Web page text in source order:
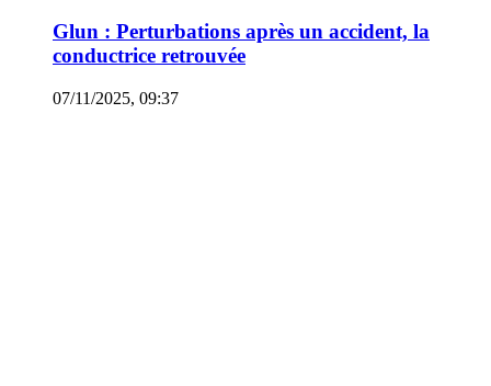
Glun : Perturbations après un accident, la
conductrice retrouvée
07/11/2025, 09:37